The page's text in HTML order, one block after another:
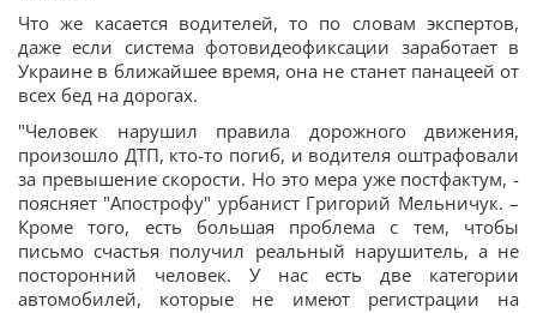
Что же касается водителей, то по словам экспертов,
даже если система фотовидеофиксации заработает в
Украине в ближайшее время, она не станет панацеей от
всех бед на дорогах.
"Человек нарушил правила дорожного движения,
произошло ДТП, кто-то погиб, и водителя оштрафовали
за превышение скорости. Но это мера уже постфактум, -
поясняет "Апострофу" урбанист Григорий Мельничук. –
Кроме того, есть большая проблема с тем, чтобы
письмо счастья получил реальный нарушитель, а не
посторонний человек. У нас есть две категории
автомобилей, которые не имеют регистрации на